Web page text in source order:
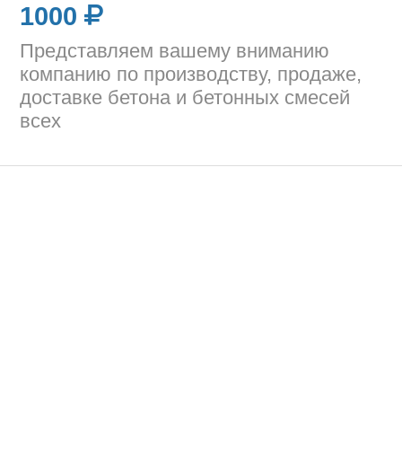
1000
Представляем вашему вниманию
компанию по производству, продаже,
доставке бетона и бетонных смесей
всех